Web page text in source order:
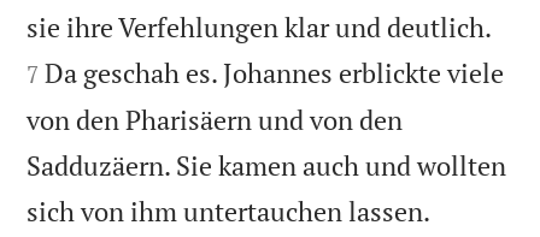
sie ihre Verfehlungen klar und deutlich.
7 Da geschah es. Johannes erblickte viele
von den Pharisäern und von den
Sadduzäern. Sie kamen auch und wollten
sich von ihm untertauchen lassen.